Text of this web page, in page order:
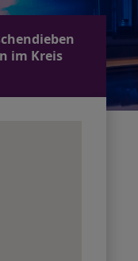
im Kreis